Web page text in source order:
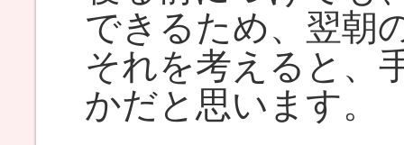
できるため、翌朝
それを考えると、
かだと思います。